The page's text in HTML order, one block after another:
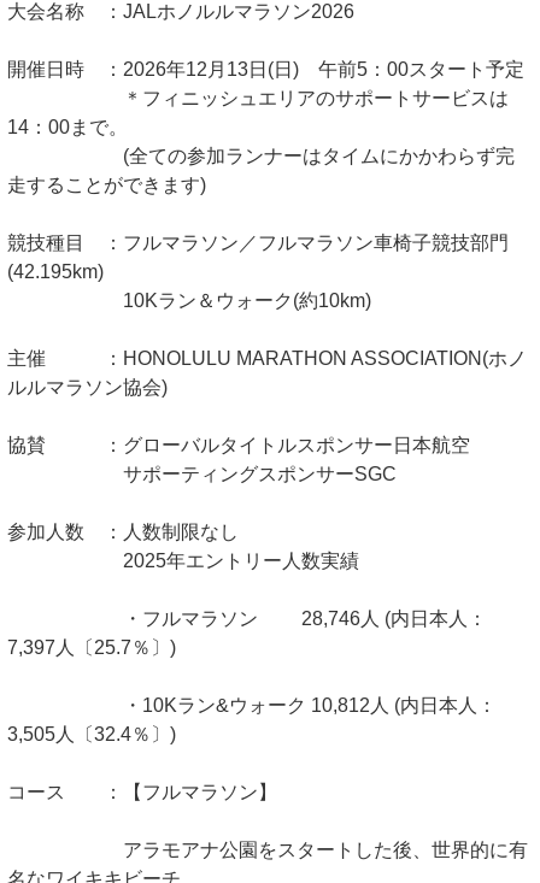
大会名称 ：JALホノルルマラソン2026
開催日時 ：2026年12月13日(日) 午前5：00スタート予定
＊フィニッシュエリアのサポートサービスは
14：00まで。
(全ての参加ランナーはタイムにかかわらず完
走することができます)
競技種目 ：フルマラソン／フルマラソン車椅子競技部門
(42.195km)
10Kラン＆ウォーク(約10km)
主催 ：HONOLULU MARATHON ASSOCIATION(ホノ
ルルマラソン協会)
協賛 ：グローバルタイトルスポンサー日本航空
サポーティングスポンサーSGC
参加人数 ：人数制限なし
2025年エントリー人数実績
・フルマラソン 28,746人 (内日本人：
7,397人〔25.7％〕)
・10Kラン&ウォーク 10,812人 (内日本人：
3,505人〔32.4％〕)
コース ：【フルマラソン】
アラモアナ公園をスタートした後、世界的に有
名なワイキキビーチ、